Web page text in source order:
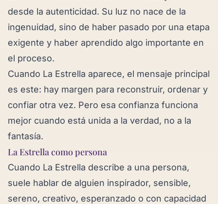
desde la autenticidad. Su luz no nace de la
ingenuidad, sino de haber pasado por una etapa
exigente y haber aprendido algo importante en
el proceso.
Cuando La Estrella aparece, el mensaje principal
es este: hay margen para reconstruir, ordenar y
confiar otra vez. Pero esa confianza funciona
mejor cuando está unida a la verdad, no a la
fantasía.
La Estrella como persona
Cuando La Estrella describe a una persona,
suele hablar de alguien inspirador, sensible,
sereno, creativo, esperanzado o con capacidad